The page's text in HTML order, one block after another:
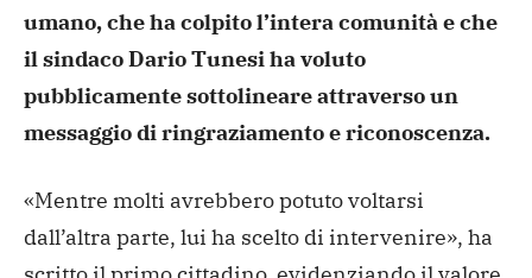
umano, che ha colpito l’intera comunità e che
il sindaco Dario Tunesi ha voluto
pubblicamente sottolineare attraverso un
messaggio di ringraziamento e riconoscenza.
«Mentre molti avrebbero potuto voltarsi
dall’altra parte, lui ha scelto di intervenire», ha